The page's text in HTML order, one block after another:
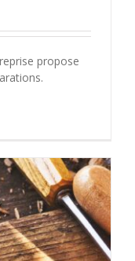
propose